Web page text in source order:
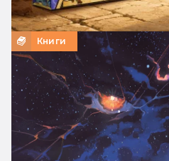
Книги